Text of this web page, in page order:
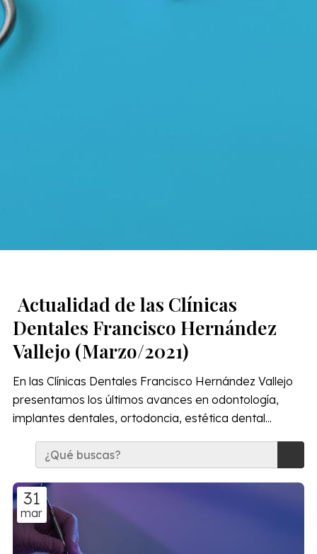
Actualidad de las Clínicas
Dentales Francisco Hernández
Vallejo (Marzo/2021)
En las Clínicas Dentales Francisco Hernández Vallejo
presentamos los últimos avances en odontología,
implantes dentales, ortodoncia, estética dental...
31
mar